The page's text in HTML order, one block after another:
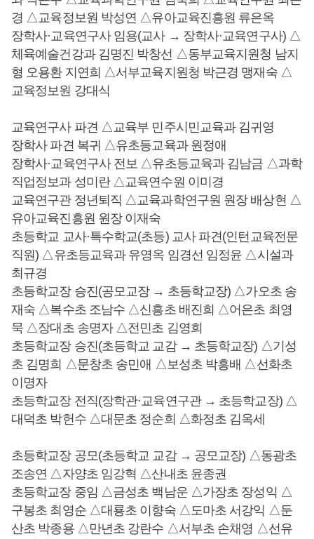
경 △교육정보원 박성연 △유아교육진흥원 류은옥
장학사·교육연구사 임용(교사 → 장학사·교육연구사) △
체육예술건강과 김명진 박창선 △동부교육지원청 남지
형 오용환 지연희 △서부교육지원청 박근경 맹재숙 △
교육정보원 강대식
교육연구사 파견 △교육부 민주시민교육과 김귀영
장학사 파견 복귀 △유초등교육과 원정애
장학사·교육연구사 전보 △유초등교육과 김남금 △과학
직업정보과 성미란 △교육연수원 이미경
교육연구관 정년퇴직 △교육과학연구원 원장 배상현 △
유아교육진흥원 원장 이재숙
초등학교 교사·특수학교(초등) 교사 파견(인턴교육전문
직원) △유초등교육과 유영옥 임경선 임정윤 △시설과
최규경
초등학교장 승진(공모교장 → 초등학교장) △가오초 송
재숙 △복수초 조남수 △신흥초 배진희 △어은초 최영
묵 △장대초 송명자 △전민초 김영희
초등학교장 승진(초등학교 교감 → 초등학교장) △기성
초 김명희 △문창초 송민애 △보성초 박흥배 △선화초
이명자
초등학교장 전직(장학관·교육연구관 → 초등학교장) △
대덕초 박헌수 △대문초 정순희 △화정초 김옥세
초등학교장 공모(초등학교 교감 → 공모교장) △동광초
조송연 △자양초 임강혁 △산내초 윤종권
초등학교장 중임 △금성초 백남운 △가장초 장성익 △
구봉초 최영순 △대룡초 이향숙 △도마초 서강익 △둔
산초 박종용 △만년초 강란수 △서부초 손채영 △선유